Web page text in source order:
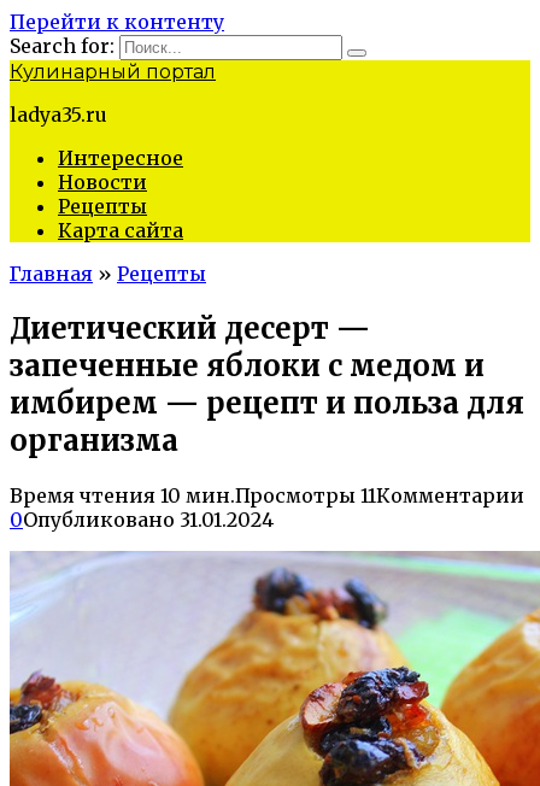
Перейти к контенту
Search for:
Кулинарный портал
ladya35.ru
Интересное
Новости
Рецепты
Карта сайта
Главная » Рецепты
Диетический десерт —
запеченные яблоки с медом и
имбирем — рецепт и польза для
организма
Время чтения 10 мин.Просмотры 11Комментарии
0Опубликовано 31.01.2024